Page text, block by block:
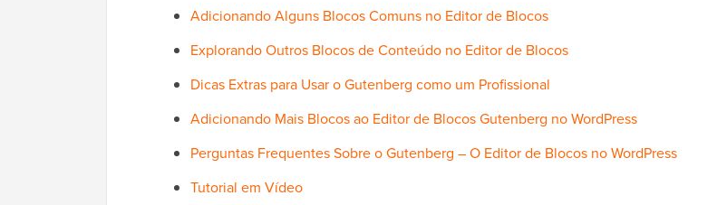
Adicionando Alguns Blocos Comuns no Editor de Blocos
Explorando Outros Blocos de Conteúdo no Editor de Blocos
Dicas Extras para Usar o Gutenberg como um Profissional
Adicionando Mais Blocos ao Editor de Blocos Gutenberg no WordPress
Perguntas Frequentes Sobre o Gutenberg – O Editor de Blocos no WordPress
Tutorial em Vídeo